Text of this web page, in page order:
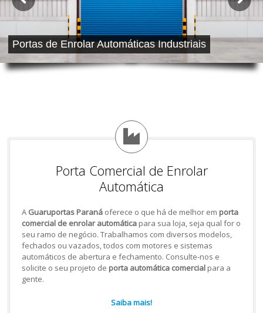
Portas de Enrolar Automáticas Industriais
Porta Comercial de Enrolar
Automática
A Guaruportas Paranáoferece o que há de melhor em porta
comercial de enrolar automáticapara sua loja, seja qual for o
seu ramo de negócio. Trabalhamos com diversos modelos,
fechados ou vazados, todos com motores e sistemas
automáticos de abertura e fechamento. Consulte-nos e
solicite o seu projeto de porta automática comercialpara a
gente.
Saiba mais!